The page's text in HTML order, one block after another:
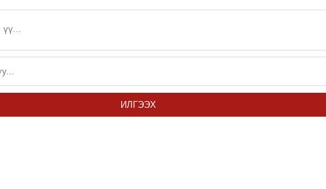
ИЛГЭЭХ